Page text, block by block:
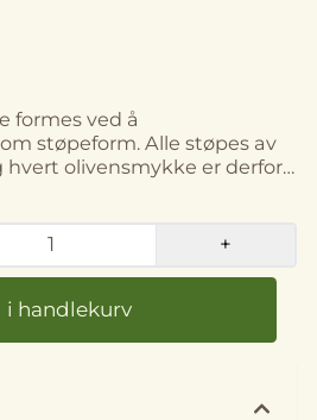
formes ved å
støpeform. Alle støpes av
hvert olivensmykke er derfor
+